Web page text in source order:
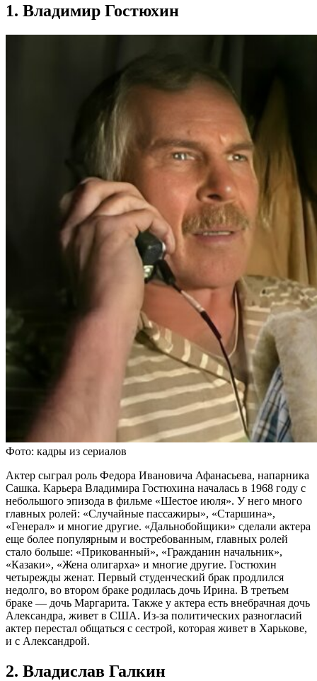
1. Владимир Гостюхин
Фото: кадры из сериалов
Актер сыграл роль Федора Ивановича Афанасьева, напарника
Сашка. Карьера Владимира Гостюхина началась в 1968 году с
небольшого эпизода в фильме «Шестое июля». У него много
главных ролей: «Случайные пассажиры», «Старшина»,
«Генерал» и многие другие. «Дальнобойщики» сделали актера
еще более популярным и востребованным, главных ролей
стало больше: «Прикованный», «Гражданин начальник»,
«Казаки», «Жена олигарха» и многие другие. Гостюхин
четырежды женат. Первый студенческий брак продлился
недолго, во втором браке родилась дочь Ирина. В третьем
браке — дочь Маргарита. Также у актера есть внебрачная дочь
Александра, живет в США. Из-за политических разногласий
актер перестал общаться с сестрой, которая живет в Харькове,
и с Александрой.
2. Владислав Галкин